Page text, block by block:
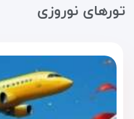
تورهای نوروزی